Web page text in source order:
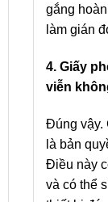
gắng
làm gián
4. Giấy
viễn
Đúng vậy.
là bản
Điều này
và có thể